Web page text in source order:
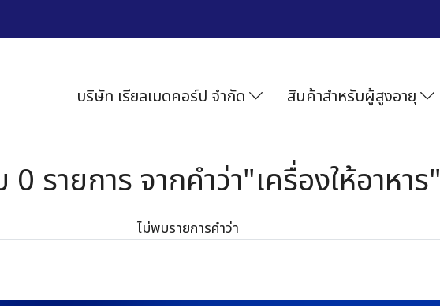
บริษัท เรียลเมดคอร์ป จำกัด สินค้าสำหรับผู้สูงอายุ
รายการ จากคำว่า"เครื่องให้อาหาร"
ไม่พบรายการคำว่า